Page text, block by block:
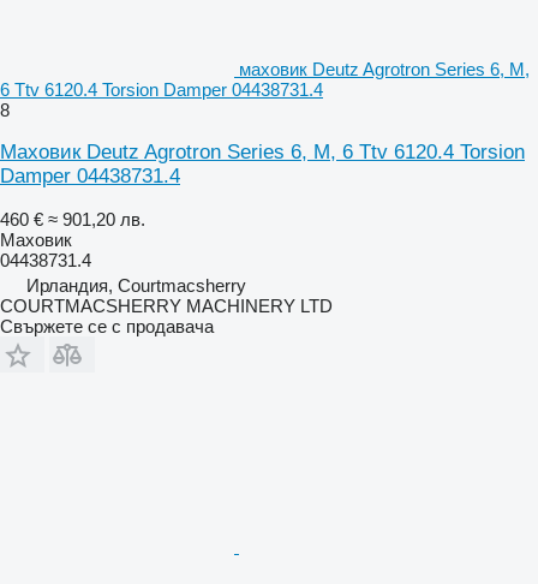
маховик Deutz Agrotron Series 6, M,
6 Ttv 6120.4 Torsion Damper 04438731.4
8
Маховик Deutz Agrotron Series 6, M, 6 Ttv 6120.4 Torsion
Damper 04438731.4
460 € ≈ 901,20 лв.
Маховик
04438731.4
Ирландия, Courtmacsherry
COURTMACSHERRY MACHINERY LTD
Свържете се с продавача